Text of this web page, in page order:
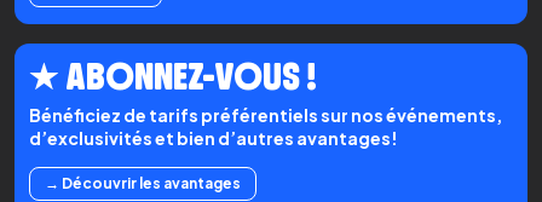
★ ABONNEZ-VOUS !
Bénéficiez de tarifs préférentiels sur nos événements,
d’exclusivités et bien d’autres avantages!
→ Découvrir les avantages